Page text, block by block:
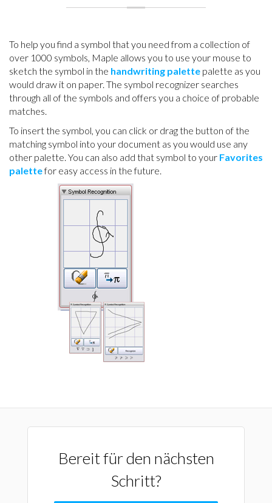
To help you find a symbol that you need from a collection of
over 1000 symbols, Maple allows you to use your mouse to
sketch the symbol in the handwriting palette palette as you
would draw it on paper. The symbol recognizer searches
through all of the symbols and offers you a choice of probable
matches.
To insert the symbol, you can click or drag the button of the
matching symbol into your document as you would use any
other palette. You can also add that symbol to your Favorites
palettefor easy access in the future.
Bereit für den nächsten
Schritt?